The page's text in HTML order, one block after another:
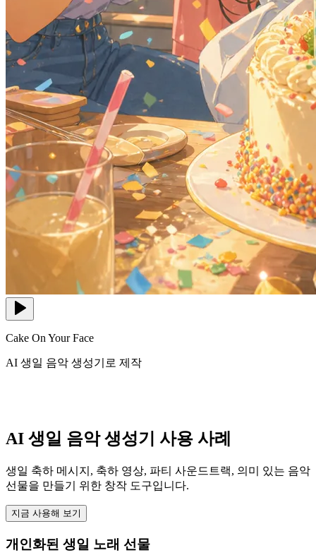
Cake On Your Face
AI 생일 음악 생성기로 제작
AI 생일 음악 생성기 사용 사례
생일 축하 메시지, 축하 영상, 파티 사운드트랙, 의미 있는 음악
선물을 만들기 위한 창작 도구입니다.
지금 사용해 보기
개인화된 생일 노래 선물